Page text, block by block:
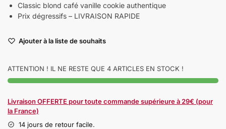
Classic blond café vanille cookie authentique
Prix dégressifs – LIVRAISON RAPIDE
Ajouter à la liste de souhaits
ATTENTION ! IL NE RESTE QUE 4 ARTICLES EN STOCK !
Livraison OFFERTE pour toute commande supérieure à 29€ (pour
la France)
14 jours de retour facile.